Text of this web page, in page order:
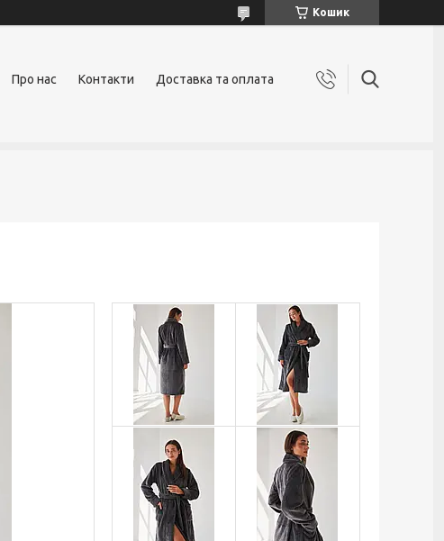
Кошик
Про нас Контакти Доставка та оплата